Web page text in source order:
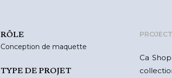
RÔLE
Conception de maquette
TYPE DE PROJET
Ca